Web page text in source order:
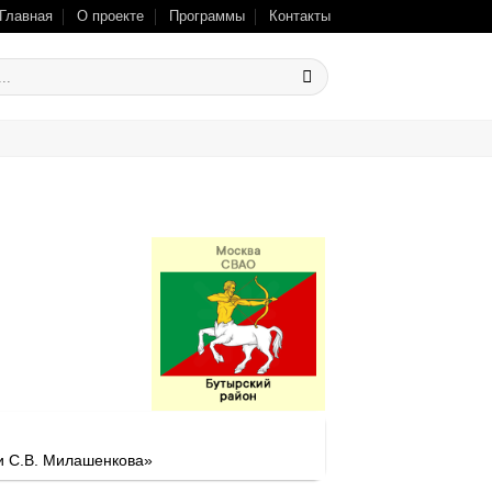
Главная О проекте Программы Контакты
С.В. Милашенкова»